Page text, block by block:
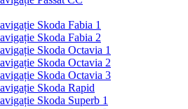
Skoda Fabia 1
Skoda Fabia 2
Skoda Octavia 1
Skoda Octavia 2
Skoda Octavia 3
Skoda Rapid
Skoda Superb 1